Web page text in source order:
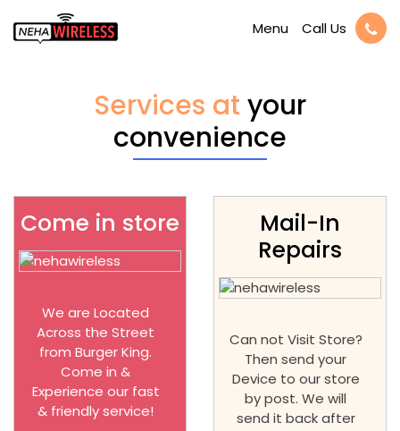
Menu Call Us
Services at your
convenience
Come in store
We are Located
Across the Street
from Burger King.
Come in &
Experience our fast
& friendly service!
Mail-In
Repairs
Can not Visit Store?
Then send your
Device to our store
by post. We will
send it back after